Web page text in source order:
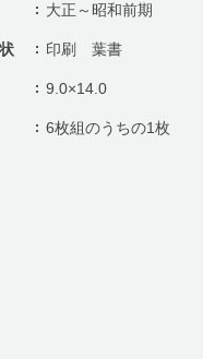
大正～昭和前期
印刷 葉書
9.0×14.0
6枚組のうちの1枚